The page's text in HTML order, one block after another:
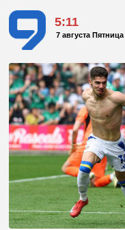
5:11
7 августа Пятница